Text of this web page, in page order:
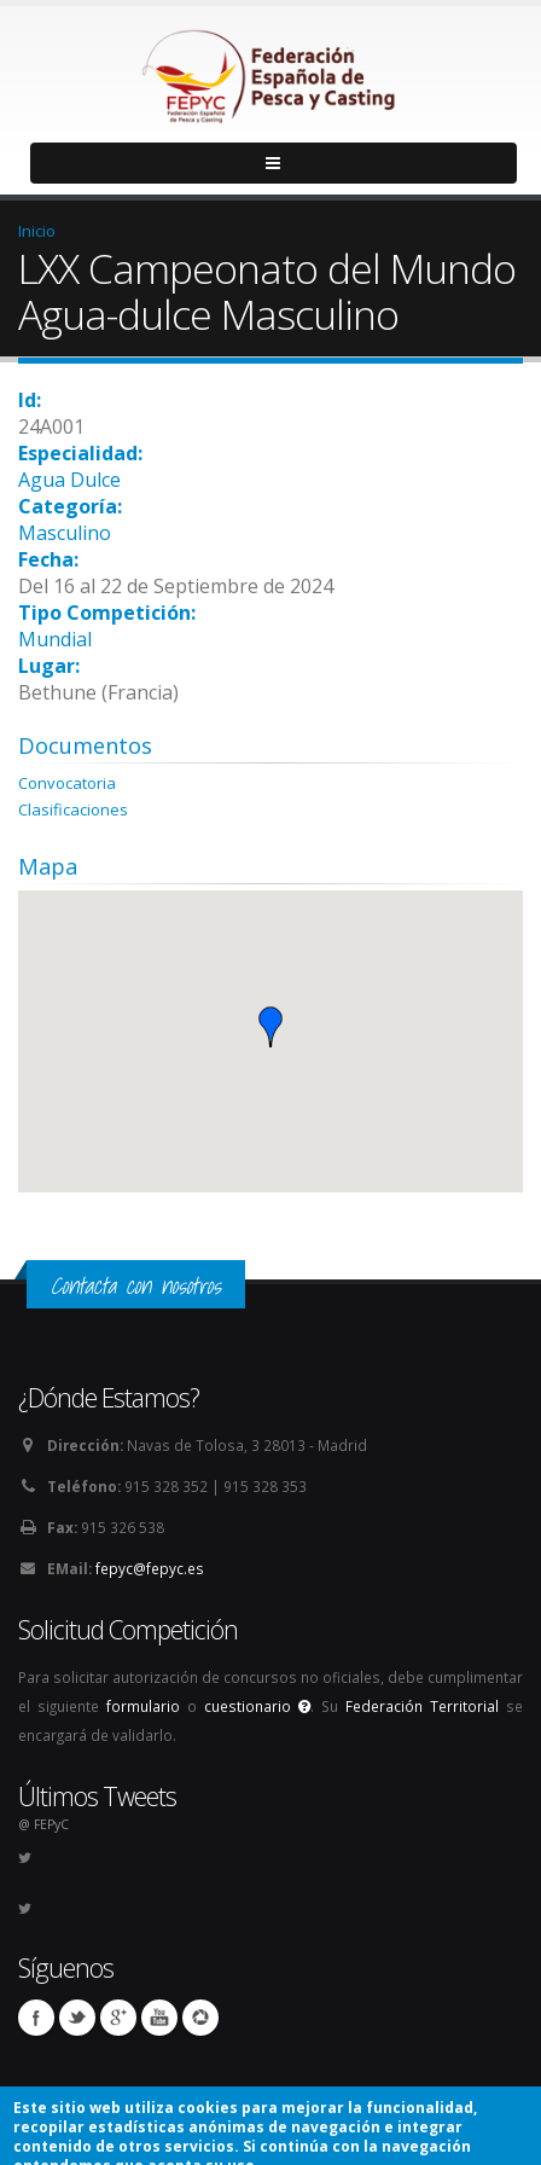
Inicio
LXX Campeonato del Mundo
Agua-dulce Masculino
Id:
24A001
Especialidad:
Agua Dulce
Categoría:
Masculino
Fecha:
Del 16 al 22 de Septiembre de 2024
Tipo Competición:
Mundial
Lugar:
Bethune (Francia)
Documentos
Convocatoria
Clasificaciones
Mapa
Contacta con nosotros
¿Dónde Estamos?
Dirección: Navas de Tolosa, 3 28013 - Madrid
Teléfono: 915 328 352 | 915 328 353
Fax: 915 326 538
EMail:fepyc@fepyc.es
Solicitud Competición
Para solicitar autorización de concursos no oficiales, debe cumplimentar
el siguiente formulario o cuestionario . Su Federación Territorial se
encargará de validarlo.
Últimos Tweets
@ FEPyC
Síguenos
Este sitio web utiliza cookies para mejorar la funcionalidad,
recopilar estadísticas anónimas de navegación e integrar
contenido de otros servicios. Si continúa con la navegación